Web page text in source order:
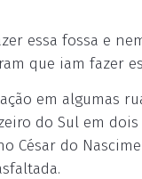
essa fossa e
que iam fazer
em algumas
do Sul em
César do